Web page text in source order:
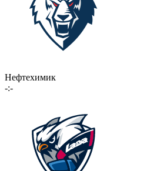
Нефтехимик
-:-